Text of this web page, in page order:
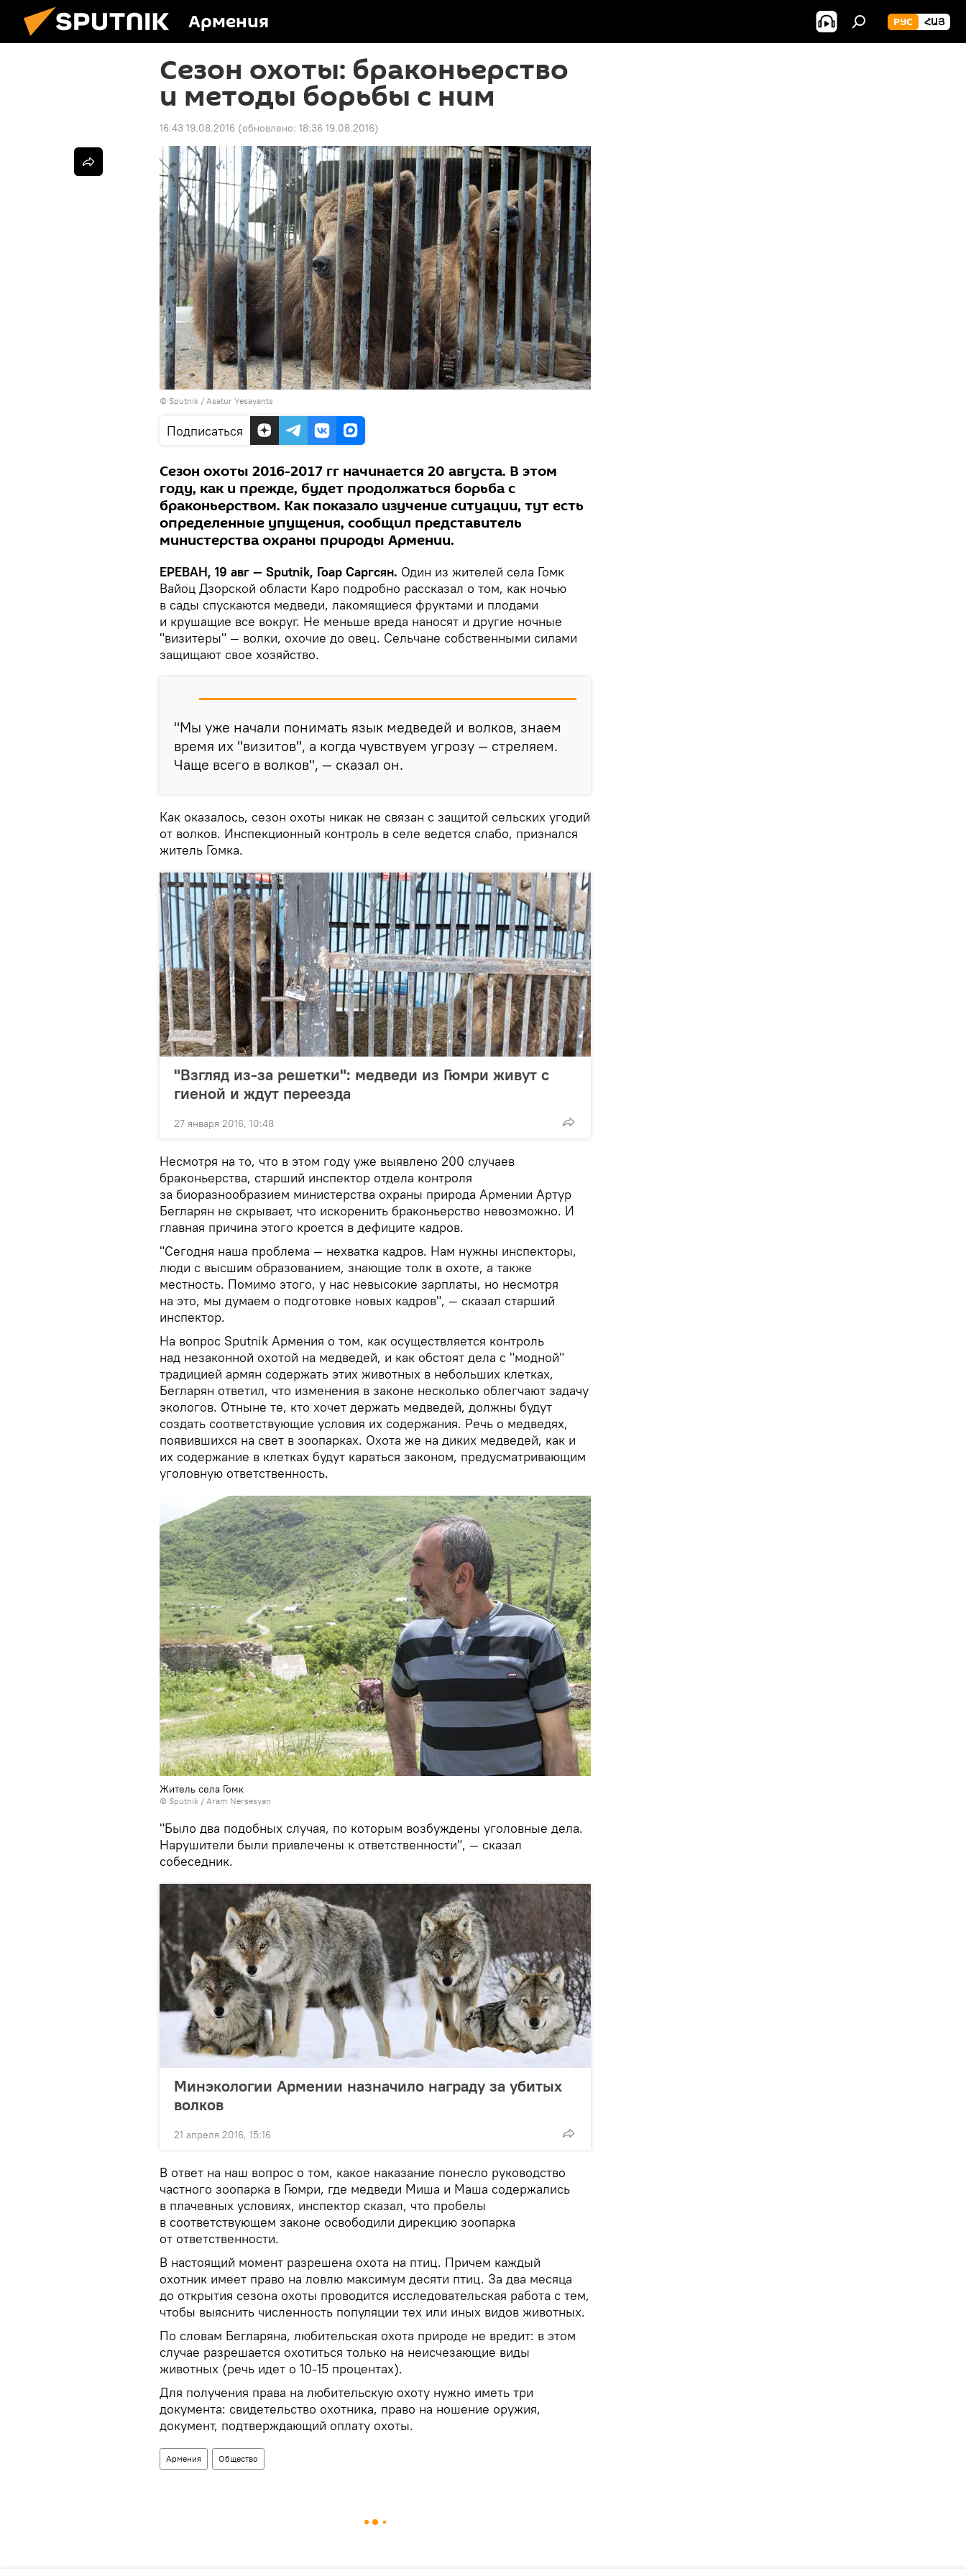
Армения РУС ՀԱՅ
Сезон охоты: браконьерство
и методы борьбы с ним
16:43 19.08.2016 (обновлено: 18:36 19.08.2016)
© Sputnik / Asatur Yesayants
Подписаться
Сезон охоты 2016-2017 гг начинается 20 августа. В этом
году, как и прежде, будет продолжаться борьба с
браконьерством. Как показало изучение ситуации, тут есть
определенные упущения, сообщил представитель
министерства охраны природы Армении.
ЕРЕВАН, 19 авг — Sputnik, Гоар Саргсян. Один из жителей села Гомк
Вайоц Дзорской области Каро подробно рассказал о том, как ночью
в сады спускаются медведи, лакомящиеся фруктами и плодами
и крушащие все вокруг. Не меньше вреда наносят и другие ночные
"визитеры" — волки, охочие до овец. Сельчане собственными силами
защищают свое хозяйство.
"Мы уже начали понимать язык медведей и волков, знаем
время их "визитов", а когда чувствуем угрозу — стреляем.
Чаще всего в волков", — сказал он.
Как оказалось, сезон охоты никак не связан с защитой сельских угодий
от волков. Инспекционный контроль в селе ведется слабо, признался
житель Гомка.
"Взгляд из-за решетки": медведи из Гюмри живут с
гиеной и ждут переезда
27 января 2016, 10:48
Несмотря на то, что в этом году уже выявлено 200 случаев
браконьерства, старший инспектор отдела контроля
за биоразнообразием министерства охраны природа Армении Артур
Бегларян не скрывает, что искоренить браконьерство невозможно. И
главная причина этого кроется в дефиците кадров.
"Сегодня наша проблема — нехватка кадров. Нам нужны инспекторы,
люди с высшим образованием, знающие толк в охоте, а также
местность. Помимо этого, у нас невысокие зарплаты, но несмотря
на это, мы думаем о подготовке новых кадров", — сказал старший
инспектор.
На вопрос Sputnik Армения о том, как осуществляется контроль
над незаконной охотой на медведей, и как обстоят дела с "модной"
традицией армян содержать этих животных в небольших клетках,
Бегларян ответил, что изменения в законе несколько облегчают задачу
экологов. Отныне те, кто хочет держать медведей, должны будут
создать соответствующие условия их содержания. Речь о медведях,
появившихся на свет в зоопарках. Охота же на диких медведей, как и
их содержание в клетках будут караться законом, предусматривающим
уголовную ответственность.
Житель села Гомк
© Sputnik / Aram Nersesyan
"Было два подобных случая, по которым возбуждены уголовные дела.
Нарушители были привлечены к ответственности", — сказал
собеседник.
Минэкологии Армении назначило награду за убитых
волков
21 апреля 2016, 15:16
В ответ на наш вопрос о том, какое наказание понесло руководство
частного зоопарка в Гюмри, где медведи Миша и Маша содержались
в плачевных условиях, инспектор сказал, что пробелы
в соответствующем законе освободили дирекцию зоопарка
от ответственности.
В настоящий момент разрешена охота на птиц. Причем каждый
охотник имеет право на ловлю максимум десяти птиц. За два месяца
до открытия сезона охоты проводится исследовательская работа с тем,
чтобы выяснить численность популяции тех или иных видов животных.
По словам Бегларяна, любительская охота природе не вредит: в этом
случае разрешается охотиться только на неисчезающие виды
животных (речь идет о 10-15 процентах).
Для получения права на любительскую охоту нужно иметь три
документа: свидетельство охотника, право на ношение оружия,
документ, подтверждающий оплату охоты.
Армения Общество